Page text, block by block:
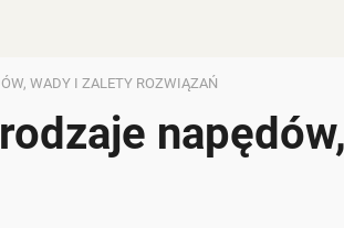
WADY I ZALETY ROZWIĄZAŃ